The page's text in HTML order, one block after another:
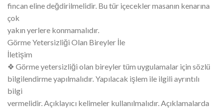
fincan eline değdirilmelidir. Bu tür içecekler masanın kenarına
çok
yakın yerlere konmamalıdır.
Görme Yetersizliği Olan Bireyler İle
İletişim
❖ Görme yetersizliği olan bireyler tüm uygulamalar için sözlü
bilgilendirme yapılmalıdır. Yapılacak işlem ile ilgili ayrıntılı
bilgi
vermelidir. Açıklayıcı kelimeler kullanılmalıdır. Açıklamalarda